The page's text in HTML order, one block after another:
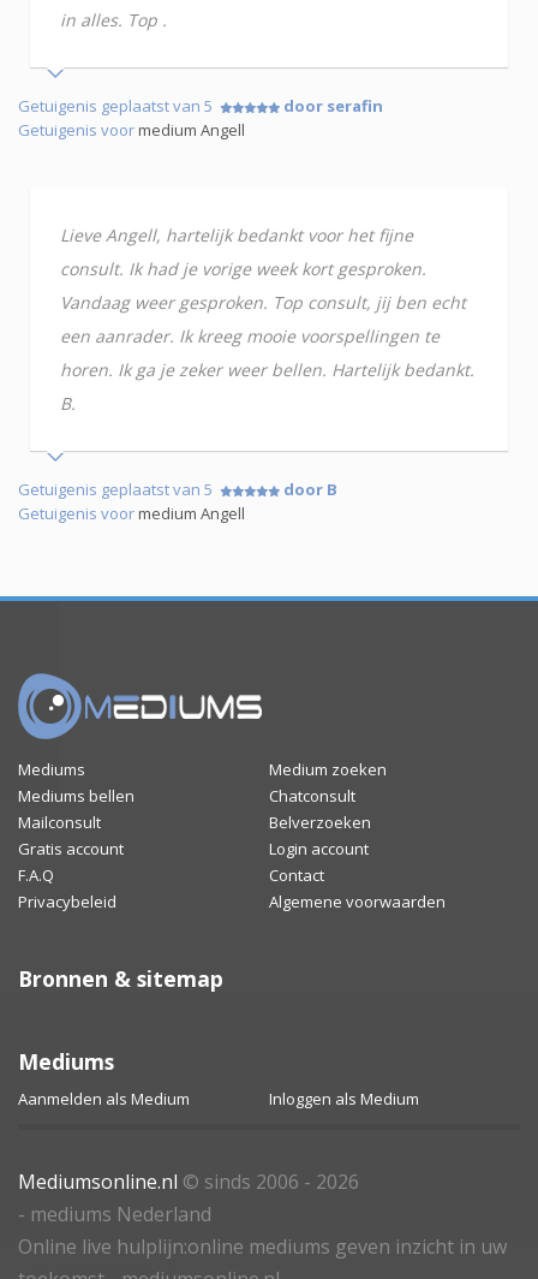
in alles. Top .
Getuigenis geplaatst van 5
door serafin
Getuigenis voormedium Angell
Lieve Angell, hartelijk bedankt voor het fijne
consult. Ik had je vorige week kort gesproken.
Vandaag weer gesproken. Top consult, jij ben echt
een aanrader. Ik kreeg mooie voorspellingen te
horen. Ik ga je zeker weer bellen. Hartelijk bedankt.
B.
Getuigenis geplaatst van 5
door B
Getuigenis voormedium Angell
Mediums
Medium zoeken
Mediums bellen
Chatconsult
Mailconsult
Belverzoeken
Gratis account
Login account
F.A.Q
Contact
Privacybeleid
Algemene voorwaarden
Bronnen & sitemap
Mediums
Aanmelden als Medium Inloggen als Medium
Mediumsonline.nl © sinds 2006 - 2026
- mediums Nederland
Online live hulplijn:online mediums geven inzicht in uw